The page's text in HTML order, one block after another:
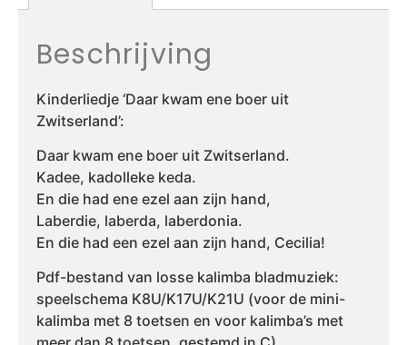
Beschrijving
Kinderliedje ‘Daar kwam ene boer uit
Zwitserland’:
Daar kwam ene boer uit Zwitserland.
Kadee, kadolleke keda.
En die had ene ezel aan zijn hand,
Laberdie, laberda, laberdonia.
En die had een ezel aan zijn hand, Cecilia!
Pdf-bestand van losse kalimba bladmuziek:
speelschema K8U/K17U/K21U (voor de mini-
kalimba met 8 toetsen en voor kalimba’s met